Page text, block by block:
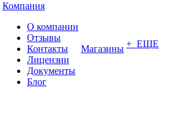
Компания
О компании
Отзывы
Контакты
Лицензии
Документы
Блог
Магазины + ЕЩЕ